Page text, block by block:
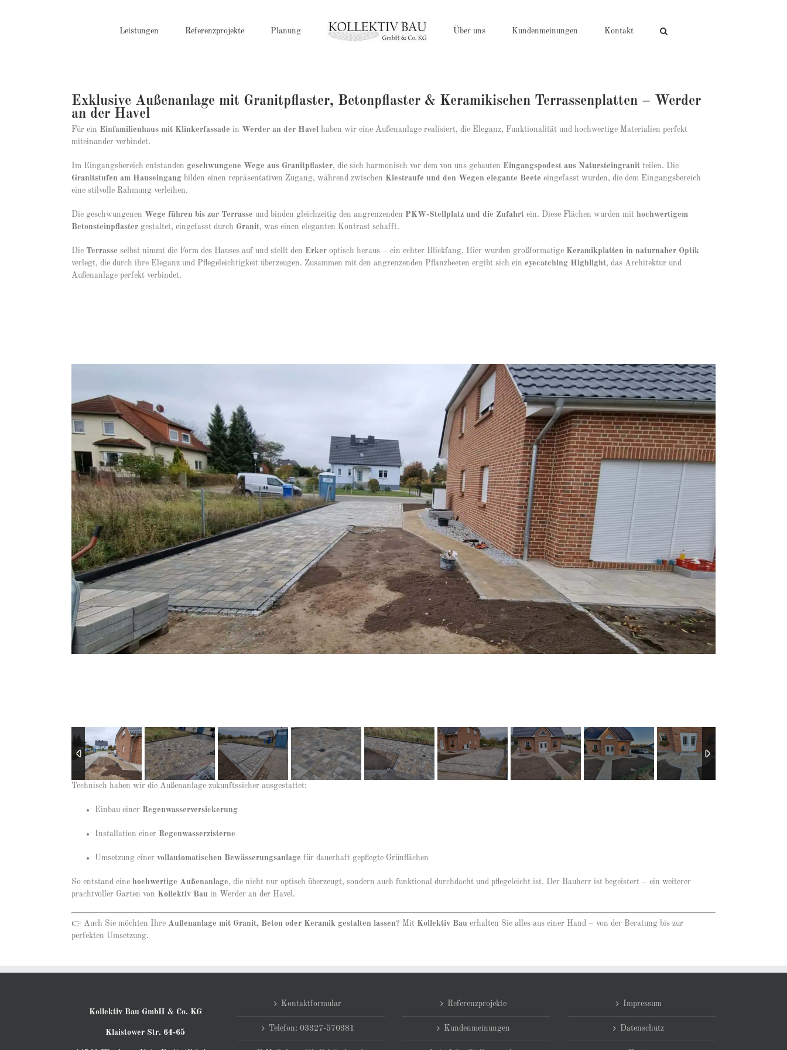
Leistungen Referenzprojekte Planung Über uns Kundenmeinungen Kontakt
Exklusive Außenanlage mit Granitpflaster, Betonpflaster & Keramikischen Terrassenplatten – Werder
an der Havel
Für ein Einfamilienhaus mit Klinkerfassade in Werder an der Havel
haben wir eine Außenanlage realisiert, die Eleganz, Funktionalität und hochwertige Materialien perfekt
miteinander verbindet.
Im Eingangsbereich entstanden geschwungene Wege aus Granitpflaster, die sich harmonisch vor dem von uns gebauten Eingangspodest aus Natursteingranitteilen. Die
Granitstufen am Hauseingangbilden einen repräsentativen Zugang, während zwischen Kiestraufe und den Wegen elegante Beete eingefasst wurden, die dem Eingangsbereich
eine stilvolle Rahmung verleihen.
Die geschwungenen Wege führen bis zur Terrasse und binden gleichzeitig den angrenzenden PKW-Stellplatz und die Zufahrtein. Diese Flächen wurden mit hochwertigem
Betonsteinpflastergestaltet, eingefasst durch Granit, was einen eleganten Kontrast schafft.
Die Terrasse selbst nimmt die Form des Hauses auf und stellt den Erkeroptisch heraus – ein echter Blickfang. Hier wurden großformatige Keramikplatten in naturnaher Optik
verlegt, die durch ihre Eleganz und Pflegeleichtigkeit überzeugen. Zusammen mit den angrenzenden Pflanzbeeten ergibt sich ein eyecatching Highlight, das Architektur und
Außenanlage perfekt verbindet.
Technisch haben wir die Außenanlage zukunftssicher ausgestattet:
Einbau einer Regenwasserversickerung
Installation einer Regenwasserzisterne
Umsetzung einer vollautomatischen Bewässerungsanlage für dauerhaft gepflegte Grünflächen
So entstand eine hochwertige Außenanlage, die nicht nur optisch überzeugt, sondern auch funktional durchdacht und pflegeleicht ist. Der Bauherr ist begeistert – ein weiterer
prachtvoller Garten von Kollektiv Bau in Werder an der Havel.
👉 Auch Sie möchten Ihre Außenanlage mit Granit, Beton oder Keramik gestalten lassen? Mit Kollektiv Bau erhalten Sie alles aus einer Hand – von der Beratung bis zur
perfekten Umsetzung.
Kollektiv Bau GmbH & Co. KG
Klaistower Str. 64-65
Kontaktformular
Telefon: 03327-570381
Referenzprojekte
Kundenmeinungen
Impressum
Datenschutz